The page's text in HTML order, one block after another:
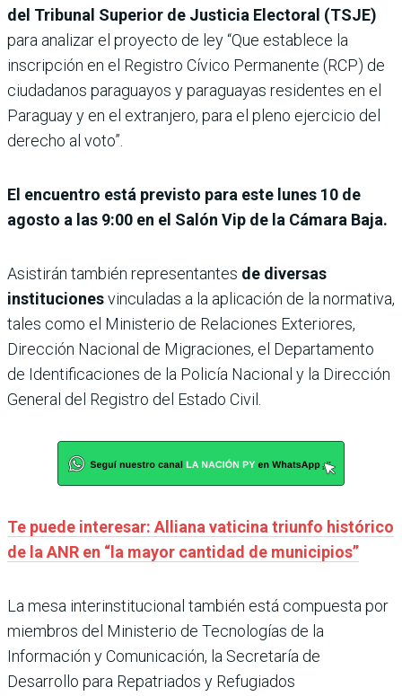
del Tribunal Superior de Justicia Electoral (TSJE)
para analizar el proyecto de ley “Que establece la
inscripción en el Registro Cívico Permanente (RCP) de
ciudadanos paraguayos y paraguayas residentes en el
Paraguay y en el extranjero, para el pleno ejercicio del
derecho al voto”.
El encuentro está previsto para este lunes 10 de
agosto a las 9:00 en el Salón Vip de la Cámara Baja.
Asistirán también representantes de diversas
institucionesvinculadas a la aplicación de la normativa,
tales como el Ministerio de Relaciones Exteriores,
Dirección Nacional de Migraciones, el Departamento
de Identificaciones de la Policía Nacional y la Dirección
General del Registro del Estado Civil.
Te puede interesar: Alliana vaticina triunfo histórico
de la ANR en “la mayor cantidad de municipios”
La mesa interinstitucional también está compuesta por
miembros del Ministerio de Tecnologías de la
Información y Comunicación, la Secretaría de
Desarrollo para Repatriados y Refugiados